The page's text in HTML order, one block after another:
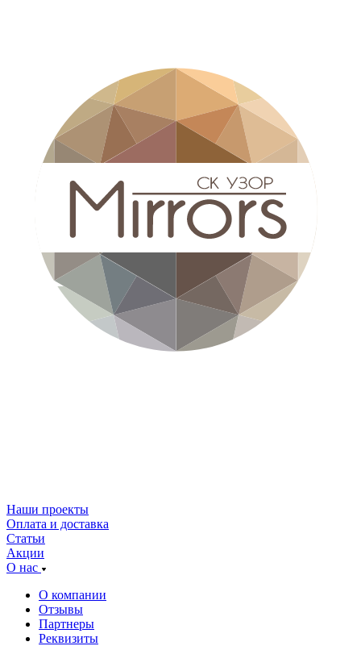
Наши проекты
Оплата и доставка
Статьи
Акции
О нас
О компании
Отзывы
Партнеры
Реквизиты